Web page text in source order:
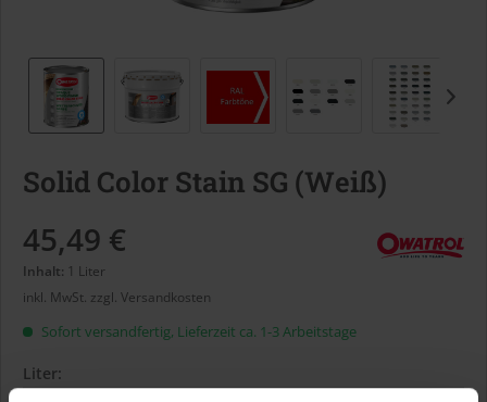
Solid Color Stain SG (Weiß)
45,49 €
Inhalt: 1 Liter
inkl. MwSt. zzgl. Versandkosten
Sofort versandfertig, Lieferzeit ca. 1-3 Arbeitstage
Liter: